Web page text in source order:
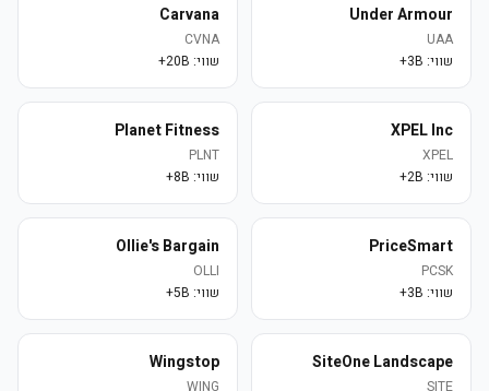
Under Armour
UAA
שווי: 3B+
Carvana
CVNA
שווי: 20B+
XPEL Inc
XPEL
שווי: 2B+
Planet Fitness
PLNT
שווי: 8B+
PriceSmart
PCSK
שווי: 3B+
Ollie's Bargain
OLLI
שווי: 5B+
SiteOne Landscape
SITE
Wingstop
WING